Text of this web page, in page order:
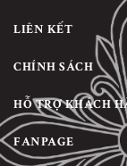
LIÊN KẾT
CHÍNH SÁCH
HỖ TRỢ KHÁCH
FANPAGE